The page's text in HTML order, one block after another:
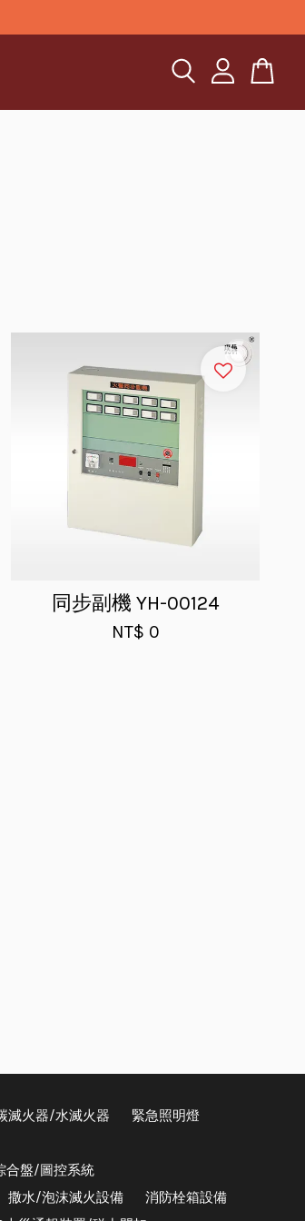
同步副機 YH-00124
NT$ 0
滅火器/水滅火器
緊急照明燈
合盤/圖控系統
撒水/泡沫滅火設備
消防栓箱設備